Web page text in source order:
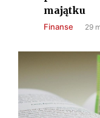
majątku
Finanse 29